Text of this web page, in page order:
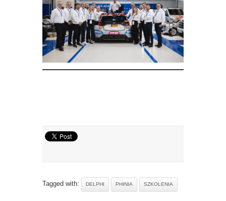
Tagged with: DELPHI PHINIA SZKOLENIA